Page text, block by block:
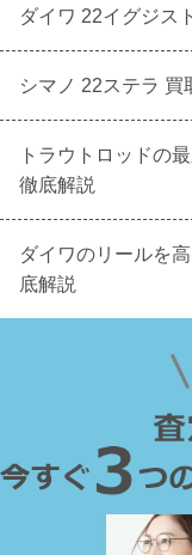
ダイワ 22イグジス
シマノ 22ステラ 買
トラウトロッドの
徹底解説
ダイワのリールを
底解説